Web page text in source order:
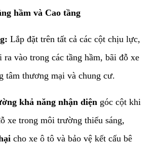
hầm và Cao tầng
Lắp đặt trên tất cả các cột chịu lực,
vào trong các tầng hầm, bãi đỗ xe
tâm thương mại và chung cư.
khả năng nhận diện góc cột khi
xe trong môi trường thiếu sáng,
cho xe ô tô và bảo vệ kết cấu bê